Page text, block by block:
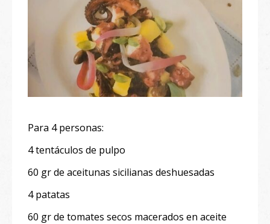
Para 4 personas:
4 tentáculos de pulpo
60 gr de aceitunas sicilianas deshuesadas
4 patatas
60 gr de tomates secos macerados en aceite